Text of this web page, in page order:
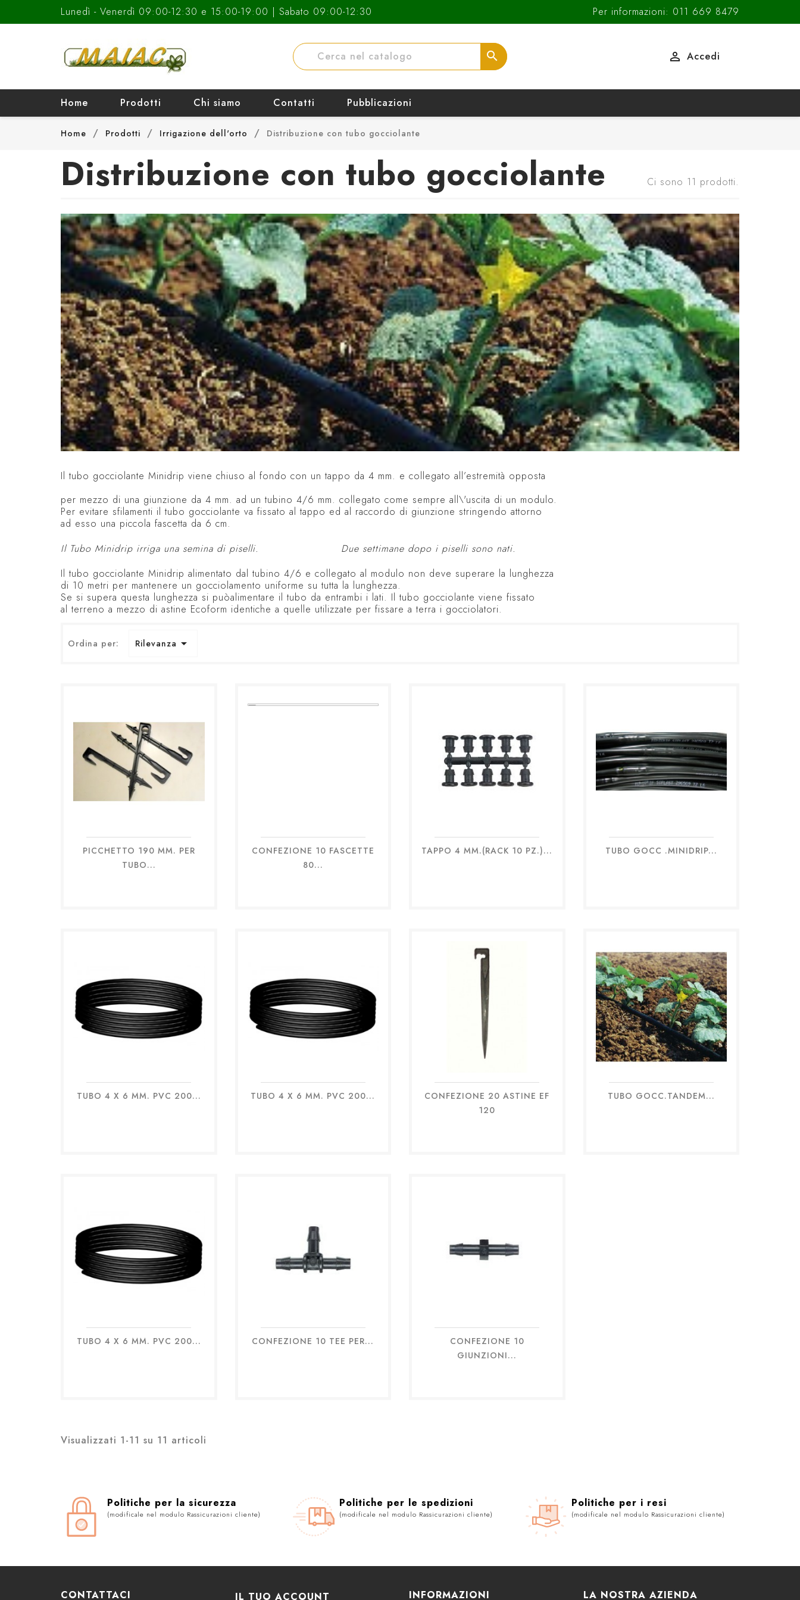
Lunedì - Venerdì 09:00-12:30 e 15:00-19:00 | Sabato 09:00-12:30 Per informazioni: 011 669 8479
search  Accedi
Home Prodotti Chi siamo Contatti Pubblicazioni
Home Prodotti Irrigazione dell'orto Distribuzione con tubo gocciolante
Distribuzione con tubo gocciolante Ci sono 11 prodotti.
Il tubo gocciolante Minidrip viene chiuso al fondo con un tappo da 4 mm. e collegato all’estremità opposta
per mezzo di una giunzione da 4 mm. ad un tubino 4/6 mm. collegato come sempre all\'uscita di un modulo.
Per evitare sfilamenti il tubo gocciolante va fissato al tappo ed al raccordo di giunzione stringendo attorno
ad esso una piccola fascetta da 6 cm.
Il Tubo Minidrip irriga una semina di piselli. Due settimane dopo i piselli sono nati.
Il tubo gocciolante Minidrip alimentato dal tubino 4/6 e collegato al modulo non deve superare la lunghezza
di 10 metri per mantenere un gocciolamento uniforme su tutta la lunghezza.
Se si supera questa lunghezza si puòalimentare il tubo da entrambi i lati. Il tubo gocciolante viene fissato
al terreno a mezzo di astine Ecoform identiche a quelle utilizzate per fissare a terra i gocciolatori.
Ordina per: Rilevanza 
PICCHETTO 190 MM. PER
TUBO...
 Anteprima
CONFEZIONE 10 FASCETTE
80...
Anteprima
TAPPO 4 MM.(RACK 10 PZ.)...
Anteprima
TUBO GOCC .MINIDRIP...
 Anteprima
TUBO 4 X 6 MM. PVC 200...
 Anteprima
TUBO 4 X 6 MM. PVC 200...
 Anteprima
CONFEZIONE 20 ASTINE EF
120
Anteprima
TUBO GOCC.TANDEM...
Anteprima
TUBO 4 X 6 MM. PVC 200...
 Anteprima
CONFEZIONE 10 TEE PER...
Anteprima
CONFEZIONE 10
GIUNZIONI...
Anteprima
Visualizzati 1-11 su 11 articoli
Politiche per la sicurezza
(modificale nel modulo Rassicurazioni cliente)
Politiche per le spedizioni
(modificale nel modulo Rassicurazioni cliente)
Politiche per i resi
(modificale nel modulo Rassicurazioni cliente)
CONTATTACI IL TUO ACCOUNT INFORMAZIONI LA NOSTRA AZIENDA